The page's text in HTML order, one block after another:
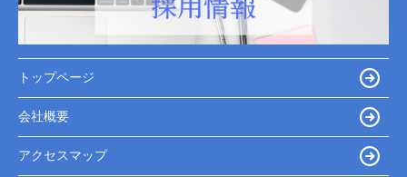
トップページ
会社概要
アクセスマップ